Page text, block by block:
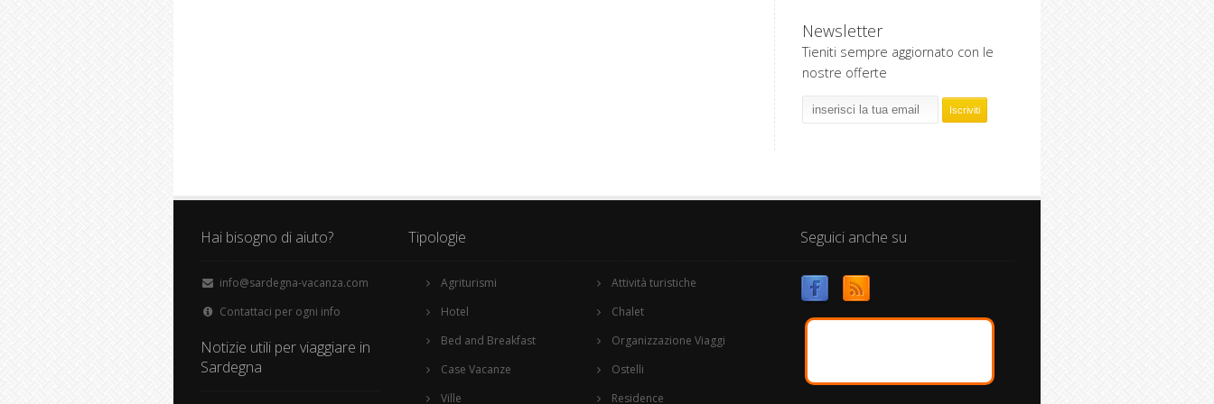
Newsletter
Tieniti sempre aggiornato con le
nostre offerte
Hai bisogno di aiuto?
info@sardegna-vacanza.com
Contattaci per ogni info
Notizie utili per viaggiare in
Sardegna
Tipologie
Agriturismi
Hotel
Bed and Breakfast
Case Vacanze
Ville
Attività turistiche
Chalet
Organizzazione Viaggi
Ostelli
Residence
Seguici anche su